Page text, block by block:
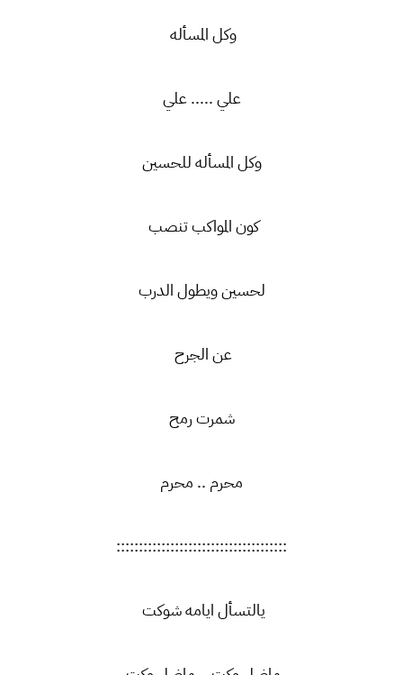
وكل المسأله
علي ..... علي
وكل المسأله للحسين
كون المواكب تنصب
لحسين ويطول الدرب
عن الجرح
شمرت رمح
محرم .. محرم
::::::::::::::::::::::::::::::::::::::
يالتسأل ايامه شوكت